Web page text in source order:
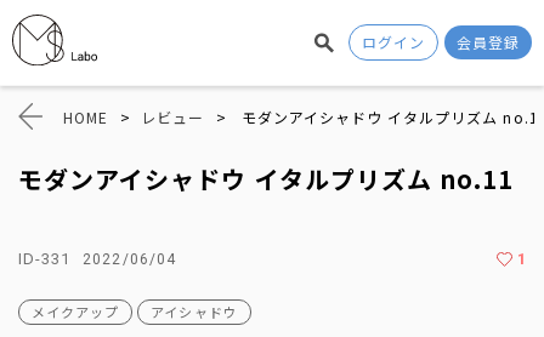
ログイン 会員登録
HOME > レビュー > モダンアイシャドウ イタルプリズム
モダンアイシャドウ イタルプリズム no.11
ID-331 2022/06/04 1
メイクアップ アイシャドウ